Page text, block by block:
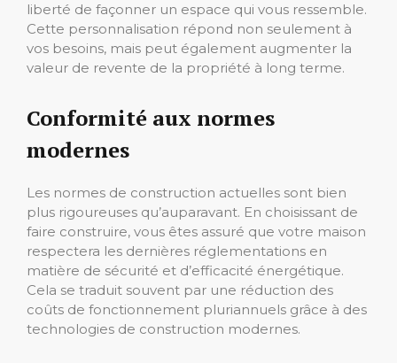
liberté de façonner un espace qui vous ressemble.
Cette personnalisation répond non seulement à
vos besoins, mais peut également augmenter la
valeur de revente de la propriété à long terme.
Conformité aux normes
modernes
Les normes de construction actuelles sont bien
plus rigoureuses qu’auparavant. En choisissant de
faire construire, vous êtes assuré que votre maison
respectera les dernières réglementations en
matière de sécurité et d’efficacité énergétique.
Cela se traduit souvent par une réduction des
coûts de fonctionnement pluriannuels grâce à des
technologies de construction modernes.